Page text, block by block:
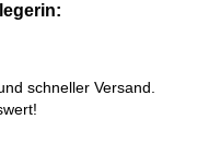
schneller Versand.